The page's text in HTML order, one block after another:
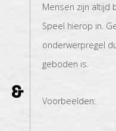
Mensen zijn altijd
Speel hierop in.
onderwerpregel
geboden is.
Voorbeelden: